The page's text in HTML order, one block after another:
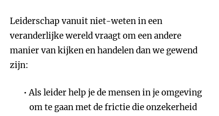
Leiderschap vanuit niet-weten in een
veranderlijke wereld vraagt om een andere
manier van kijken en handelen dan we gewend
zijn:
Als leider help je de mensen in je omgeving
om te gaan met de frictie die onzekerheid